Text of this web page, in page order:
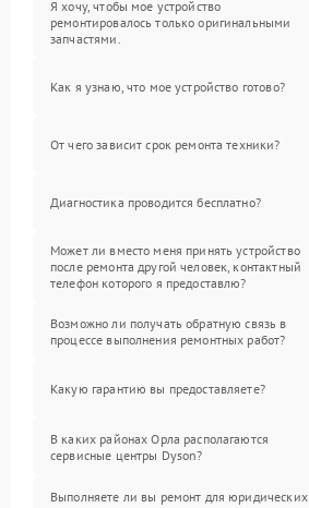
Я хочу, чтобы мое устройство
ремонтировалось только оригинальными
запчастями.
Как я узнаю, что мое устройство готово?
От чего зависит срок ремонта техники?
Диагностика проводится бесплатно?
Может ли вместо меня принять устройство
после ремонта другой человек, контактный
телефон которого я предоставлю?
Возможно ли получать обратную связь в
процессе выполнения ремонтных работ?
Какую гарантию вы предоставляете?
В каких районах Орла располагаются
сервисные центры Dyson?
Выполняете ли вы ремонт для юридических